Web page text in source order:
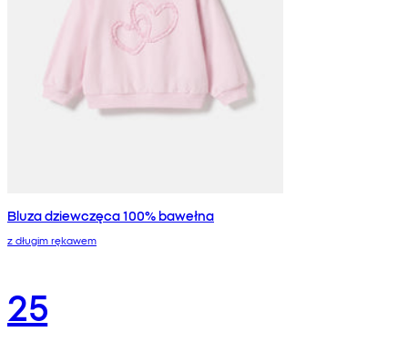
Bluza dziewczęca 100% bawełna
z długim rękawem
25